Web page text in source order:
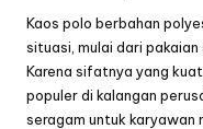
Kaos polo berbahan
situasi, mulai dari
Karena sifatnya yang
populer di kalangan
seragam untuk karyawan